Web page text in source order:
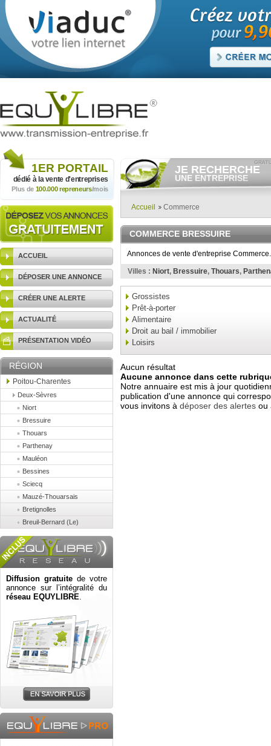
1ER PORTAIL
dédié à la vente d'entreprises
Plus de 100.000 repreneurs/mois
ACCUEIL
DÉPOSER UNE ANNONCE
CRÉER UNE ALERTE
ACTUALITÉ
PRÉSENTATION VIDÉO
RÉGION
Poitou-Charentes
Deux-Sèvres
Niort
Bressuire
Thouars
Parthenay
Mauléon
Bessines
Sciecq
Mauzé-Thouarsais
Bretignolles
Breuil-Bernard (Le)
Diffusion gratuite de votre
annonce sur l’intégralité du
réseau EQUYLIBRE.
JE RECHERCHE
UNE ENTREPRISE
Consulter gratuitementles
vendre.
Et/ou déposer
votre recherche d'entreprise.
RECHERCHER UNE
ANNONCE
Accueil Commerce
COMMERCE BRESSUIRE
Annonces de vente d'entreprise
Villes : Niort, Bressuire, Thouars,
Grossistes
Prêt-à-porter
Alimentaire
Droit au bail / immobilier
Loisirs
Aucun résultat
Aucune annonce dans cette
Notre annuaire est mis à jour
publication d'une annonce qui
vous invitons à déposer des alertes ou